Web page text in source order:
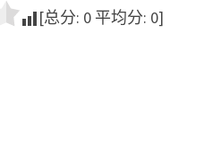
[总分: 0 平均分: 0]